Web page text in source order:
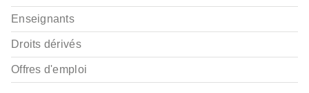
Enseignants
Droits dérivés
Offres d'emploi